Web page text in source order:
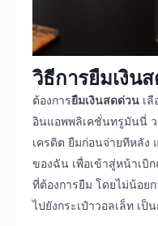
วิธีการยืมเงิน
ต้องการยืมเงินสดด่วน เ
อินแอพพลิเคชั่นทรูมันนี่ ว
เครดิต ยืมก่อนจ่ายทีหลั
ของฉัน เพื่อเข้าสู่หน้าเบิ
ที่ต้องการยืม โดยไม่น้อย
ไปยังกระเป๋าวอลเล็ท เป็